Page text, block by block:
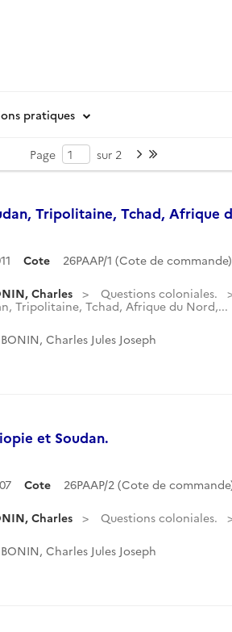
pratiques
Page sur 2 Page suivante : 1/2
Tripolitaine, Tchad, Afrique
Cote 26PAAP/1 (Cote de commande)
Charles
Questions coloniales.
Tripolitaine, Tchad, Afrique du Nord,...
BONIN, Charles Jules Joseph
et Soudan.
Cote 26PAAP/2 (Cote de
Charles Questions coloniales.
BONIN, Charles Jules Joseph